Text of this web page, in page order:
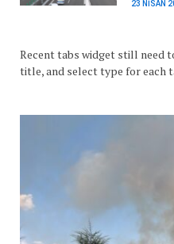
23 NISAN
Recent tabs widget still need
title, and select type for each